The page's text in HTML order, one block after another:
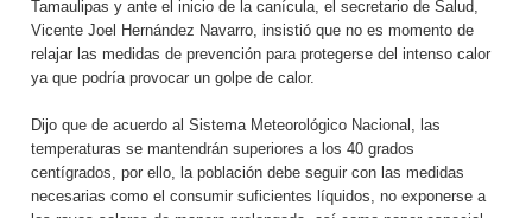
Tamaulipas y ante el inicio de la canícula, el secretario de Salud,
Vicente Joel Hernández Navarro, insistió que no es momento de
relajar las medidas de prevención para protegerse del intenso calor
ya que podría provocar un golpe de calor.
Dijo que de acuerdo al Sistema Meteorológico Nacional, las
temperaturas se mantendrán superiores a los 40 grados
centígrados, por ello, la población debe seguir con las medidas
necesarias como el consumir suficientes líquidos, no exponerse a